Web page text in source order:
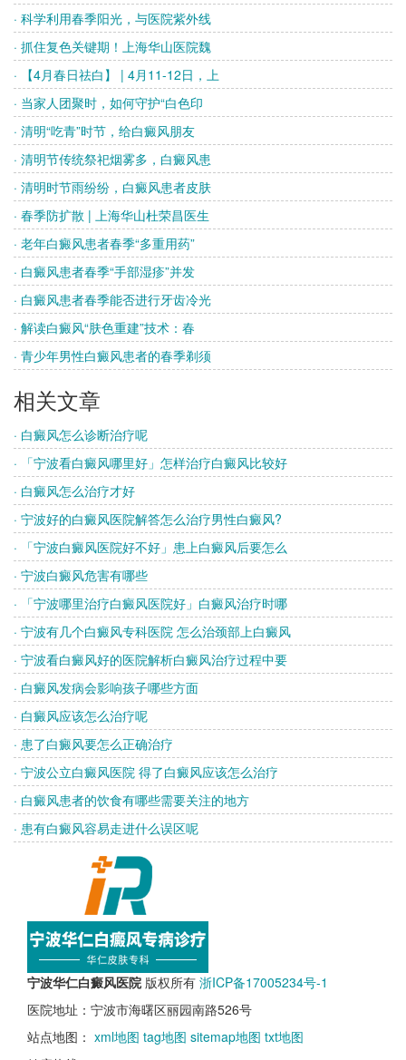
· 科学利用春季阳光，与医院紫外线
· 抓住复色关键期！上海华山医院魏
· 【4月春日祛白】 | 4月11-12日，上
· 当家人团聚时，如何守护“白色印
· 清明“吃青”时节，给白癜风朋友
· 清明节传统祭祀烟雾多，白癜风患
· 清明时节雨纷纷，白癜风患者皮肤
· 春季防扩散 | 上海华山杜荣昌医生
· 老年白癜风患者春季“多重用药”
· 白癜风患者春季“手部湿疹”并发
· 白癜风患者春季能否进行牙齿冷光
· 解读白癜风“肤色重建”技术：春
· 青少年男性白癜风患者的春季剃须
相关文章
· 白癜风怎么诊断治疗呢
· 「宁波看白癜风哪里好」怎样治疗白癜风比较好
· 白癜风怎么治疗才好
· 宁波好的白癜风医院解答怎么治疗男性白癜风?
· 「宁波白癜风医院好不好」患上白癜风后要怎么
· 宁波白癜风危害有哪些
· 「宁波哪里治疗白癜风医院好」白癜风治疗时哪
· 宁波有几个白癜风专科医院 怎么治颈部上白癜风
· 宁波看白癜风好的医院解析白癜风治疗过程中要
· 白癜风发病会影响孩子哪些方面
· 白癜风应该怎么治疗呢
· 患了白癜风要怎么正确治疗
· 宁波公立白癜风医院 得了白癜风应该怎么治疗
· 白癜风患者的饮食有哪些需要关注的地方
· 患有白癜风容易走进什么误区呢
宁波华仁白癜风医院 版权所有 浙ICP备17005234号-1
医院地址：宁波市海曙区丽园南路526号
站点地图： xml地图 tag地图 sitemap地图 txt地图